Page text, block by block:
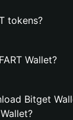
tokens?
Wallet?
Bitget